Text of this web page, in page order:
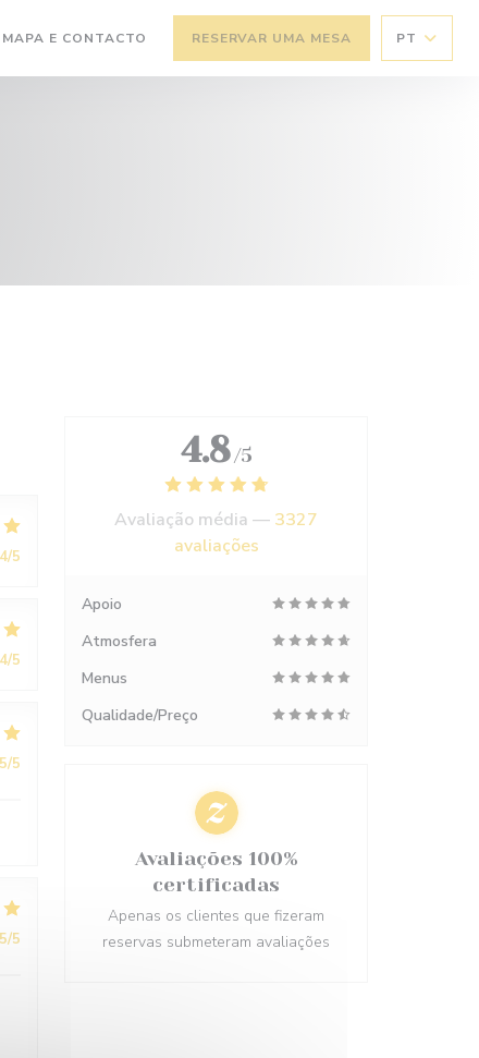
MAPA E CONTACTO RESERVAR UMA MESA PT
4/5
4/5
5/5
5/5
4.8 /5
Avaliação média — 3327
avaliações
Apoio
Atmosfera
Menus
Qualidade/Preço
Avaliações 100%
certificadas
Apenas os clientes que fizeram
reservas submeteram avaliações